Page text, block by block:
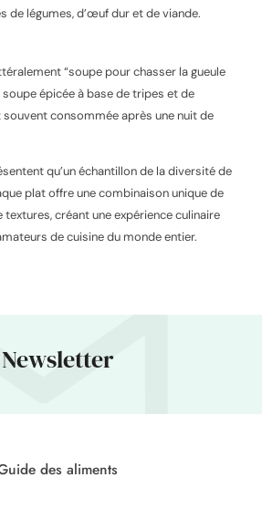
de légumes, d’œuf dur et de viande.
“soupe pour chasser la gueule
soupe épicée à base de tripes et de
souvent consommée après une nuit de
qu’un échantillon de la diversité de
plat offre une combinaison unique de
textures, créant une expérience culinaire
de cuisine du monde entier.
Newsletter
des aliments